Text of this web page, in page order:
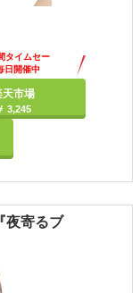
タイムセー
日開催中
天市場
3,245
夜寄るブ